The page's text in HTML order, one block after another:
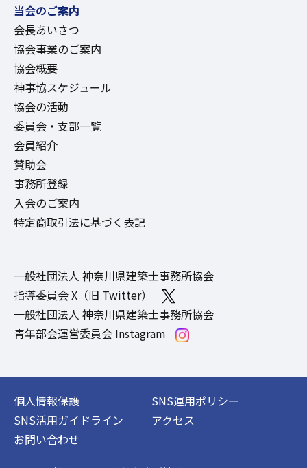
当会のご案内
会長あいさつ
協会事業のご案内
協会概要
神事協スケジュール
協会の活動
委員会・支部一覧
会員紹介
賛助会
事務所登録
入会のご案内
特定商取引法に基づく表記
一般社団法人 神奈川県建築士事務所協会
指導委員会 X（旧 Twitter）
一般社団法人 神奈川県建築士事務所協会
青年部会運営委員会 Instagram
個人情報保護
SNS運用ポリシー
SNS活用ガイドライン
アクセス
お問い合わせ